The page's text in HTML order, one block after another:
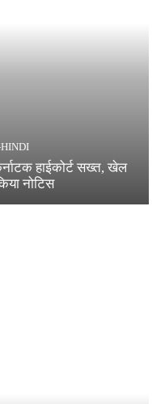
हाईकोर्ट सख्त, खेल
नोटिस